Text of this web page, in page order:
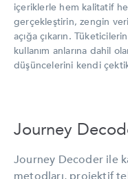
içeriklerle hem kalitatif
gerçekleştirin, zengin
açığa çıkarın.
kullanım anlarına dahil
düşüncelerini kendi
Journey
Journey Decoder ile